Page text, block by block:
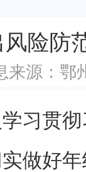
险防
来源：鄂
贯彻
做好